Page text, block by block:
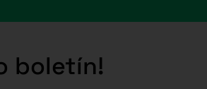
boletín!